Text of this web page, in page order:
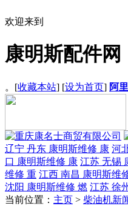
欢迎来到
康明斯配件网
。[收藏本站] [设为首页] 阿
辽宁 丹东 康明斯维修 康 河
口 康明斯维修 康 江苏 无锡
维修 重 江西 南昌 康明斯维
沈阳 康明斯维修 燃 江苏 徐
当前位置： 主页 > 柴油机新